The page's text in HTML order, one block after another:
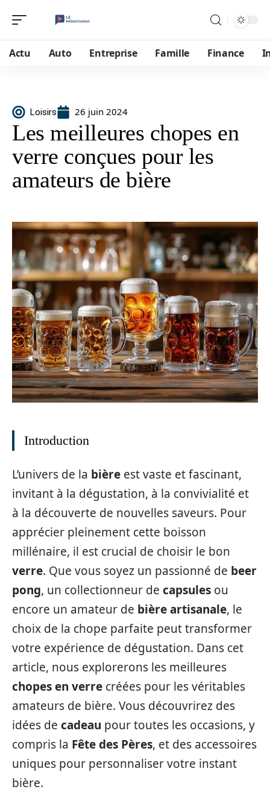
Actu Auto Entreprise Famille Finance
Loisirs 26 juin 2024
Les meilleures chopes en
verre conçues pour les
amateurs de bière
Introduction
L’univers de la bière est vaste et fascinant,
invitant à la dégustation, à la convivialité et
à la découverte de nouvelles saveurs. Pour
apprécier pleinement cette boisson
millénaire, il est crucial de choisir le bon
verre. Que vous soyez un passionné de beer
pong, un collectionneur de capsules ou
encore un amateur de bière artisanale, le
choix de la chope parfaite peut transformer
votre expérience de dégustation. Dans cet
article, nous explorerons les meilleures
chopes en verre créées pour les véritables
amateurs de bière. Vous découvrirez des
idées de cadeau pour toutes les occasions, y
compris la Fête des Pères, et des accessoires
uniques pour personnaliser votre instant
bière.